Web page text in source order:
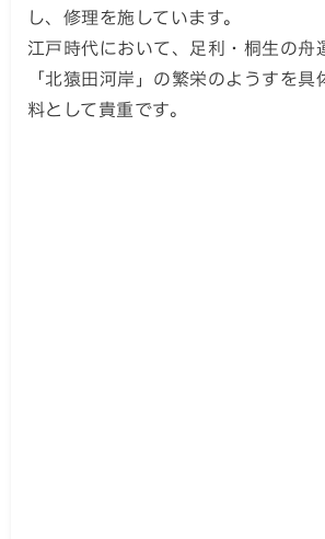
し、修理を施しています。
江戸時代において、足利・桐生の舟
「北猿田河岸」の繁栄のようすを具
料として貴重です。